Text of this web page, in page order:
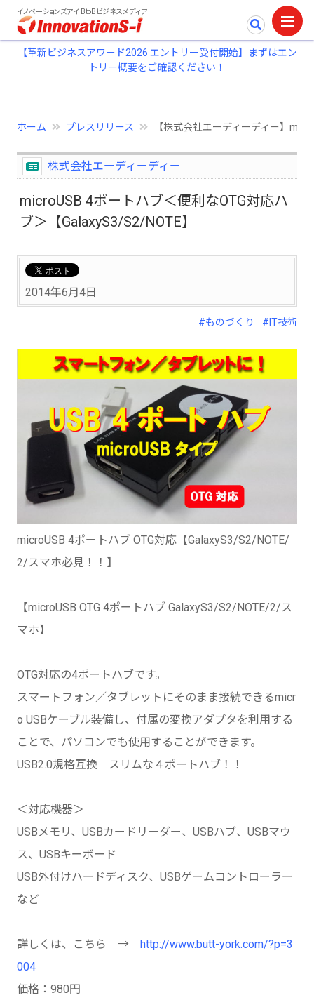
イノベーションズアイ BtoBビジネスメディア
【革新ビジネスアワード2026 エントリー受付開始】まずはエン
トリー概要をご確認ください！
ホーム プレスリリース 【株式会社エーディーディー】
株式会社エーディーディー
microUSB 4ポートハブ＜便利なOTG対応ハ
ブ＞【GalaxyS3/S2/NOTE】
2014年6月4日
#ものづくり #IT技術
microUSB 4ポートハブ OTG対応【GalaxyS3/S2/NOTE/
2/スマホ必見！！】
【microUSB OTG 4ポートハブ GalaxyS3/S2/NOTE/2/ス
マホ】
OTG対応の4ポートハブです。
スマートフォン／タブレットにそのまま接続できるmicr
o USBケーブル装備し、付属の変換アダプタを利用する
ことで、パソコンでも使用することができます。
USB2.0規格互換 スリムな４ポートハブ！！
＜対応機器＞
USBメモリ、USBカードリーダー、USBハブ、USBマウ
ス、USBキーボード
USB外付けハードディスク、USBゲームコントローラー
など
詳しくは、こちら → http://www.butt-york.com/?p=3
004
価格：980円